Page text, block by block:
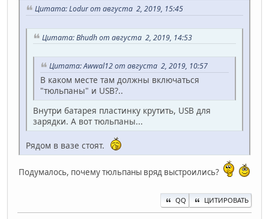
Цитата: Lodur от августа 2, 2019, 15:45
Цитата: Bhudh от августа 2, 2019, 14:53
Цитата: Awwal12 от августа 2, 2019, 10:57
В каком месте там должны включаться
"тюльпаны" и USB?..
Внутри батарея пластинку крутить, USB для
зарядки. А вот тюльпаны...
Рядом в вазе стоят.
Подумалось, почему тюльпаны вряд выстроились?
QQ ЦИТИРОВАТЬ